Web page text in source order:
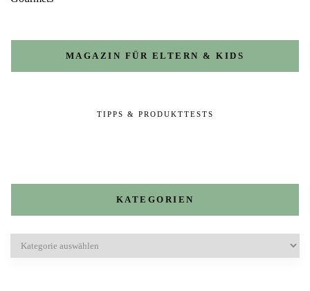
MAGAZIN FÜR ELTERN & KIDS
TIPPS & PRODUKTTESTS
KATEGORIEN